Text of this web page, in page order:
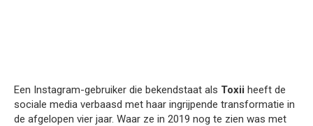
Een Instagram-gebruiker die bekendstaat als Toxii heeft de
sociale media verbaasd met haar ingrijpende transformatie in
de afgelopen vier jaar. Waar ze in 2019 nog te zien was met